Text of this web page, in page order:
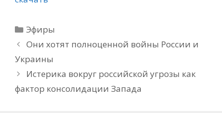
Рубрики
Эфиры
Они хотят полноценной войны России и
Украины
Истерика вокруг российской угрозы как
фактор консолидации Запада